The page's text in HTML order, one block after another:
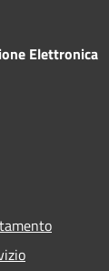
Elettronica